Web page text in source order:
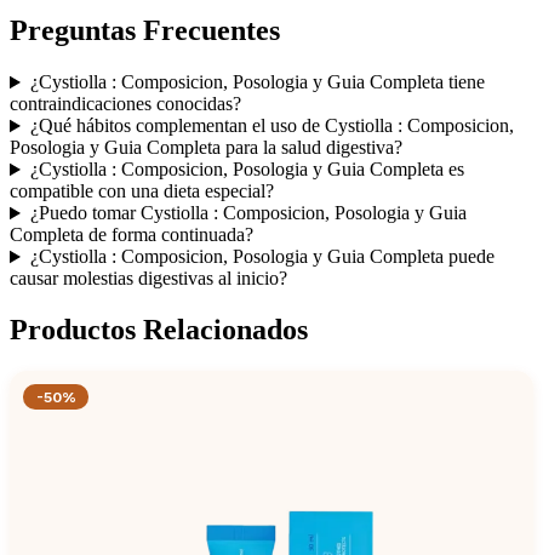
Preguntas Frecuentes
¿Cystiolla : Composicion, Posologia y Guia Completa tiene
contraindicaciones conocidas?
¿Qué hábitos complementan el uso de Cystiolla : Composicion,
Posologia y Guia Completa para la salud digestiva?
¿Cystiolla : Composicion, Posologia y Guia Completa es
compatible con una dieta especial?
¿Puedo tomar Cystiolla : Composicion, Posologia y Guia
Completa de forma continuada?
¿Cystiolla : Composicion, Posologia y Guia Completa puede
causar molestias digestivas al inicio?
Productos Relacionados
-50%